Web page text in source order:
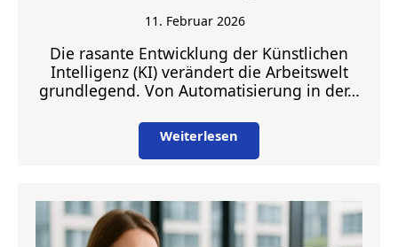
11. Februar 2026
Die rasante Entwicklung der Künstlichen
Intelligenz (KI) verändert die Arbeitswelt
grundlegend. Von Automatisierung in der…
Weiterlesen